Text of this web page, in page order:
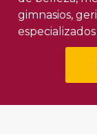
gimnasios,